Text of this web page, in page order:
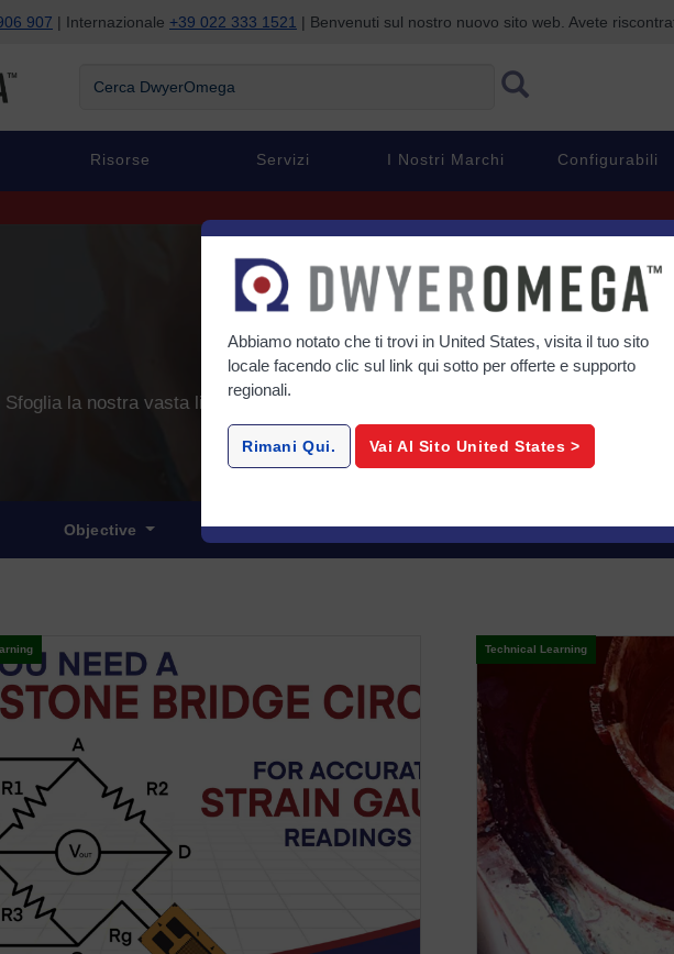
907 | Internazionale +39 022 333 1521 | Benvenuti sul nostro nuovo sito web. Avete
Risorse Servizi I Nostri Marchi Configurabili
Da esperti a esperti
Sfoglia la nostra vasta libreria di contenuti tecnici per conoscere un prodotto,
o scoprire come altri stanno affrontando sfide simili.
Objective Measurements Benefit
Technical Learning
Abbiamo notato che ti trovi in United States, visita il tuo sito
locale facendo clic sul link qui sotto per offerte e supporto
regionali.
Rimani Qui. Vai Al Sito United States >